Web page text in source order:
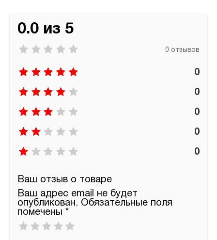
0.0 из 5
0 отзывов
0
0
0
0
0
Ваш отзыв о товаре
Ваш адрес email не будет
опубликован. Обязательные поля
помечены *
Ваша
оценка